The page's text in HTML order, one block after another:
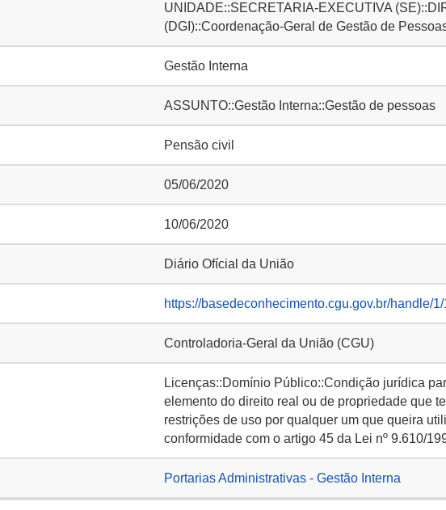
UNIDADE::SECRETARIA-EXECUTIVA
(DGI)::Coordenação-Geral de Gestão de
Gestão Interna
ASSUNTO::Gestão Interna::Gestão de pessoas
Pensão civil
05/06/2020
10/06/2020
Diário Ofícial da União
https://basedeconhecimento.cgu.gov.br/handle/1/
Controladoria-Geral da União (CGU)
Licenças::Domínio Público::Condição jurídica
elemento do direito real ou de propriedade que
restrições de uso por qualquer um que queira
conformidade com o artigo 45 da Lei nº 9.610/
Portarias Administrativas - Gestão Interna